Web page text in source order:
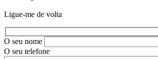
Ligue-me de volta
O seu nome
O seu telefone